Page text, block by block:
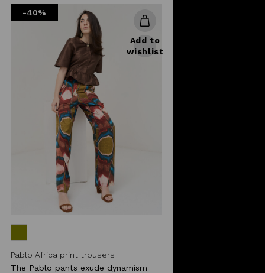
-40%
Add to
wishlist
Pablo Africa print trousers
The Pablo pants exude dynamism